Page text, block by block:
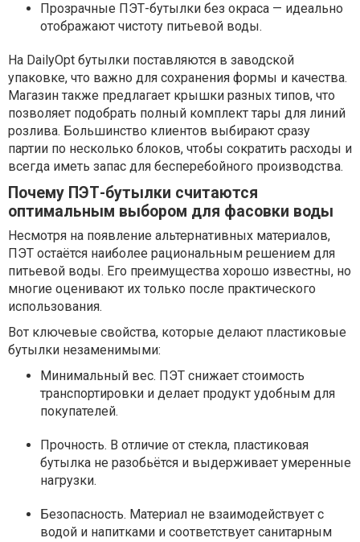
Прозрачные ПЭТ-бутылки без окраса — идеально
отображают чистоту питьевой воды.
На DailyOpt бутылки поставляются в заводской
упаковке, что важно для сохранения формы и качества.
Магазин также предлагает крышки разных типов, что
позволяет подобрать полный комплект тары для линий
розлива. Большинство клиентов выбирают сразу
партии по несколько блоков, чтобы сократить расходы и
всегда иметь запас для бесперебойного производства.
Почему ПЭТ-бутылки считаются
оптимальным выбором для фасовки воды
Несмотря на появление альтернативных материалов,
ПЭТ остаётся наиболее рациональным решением для
питьевой воды. Его преимущества хорошо известны, но
многие оценивают их только после практического
использования.
Вот ключевые свойства, которые делают пластиковые
бутылки незаменимыми:
Минимальный вес. ПЭТ снижает стоимость
транспортировки и делает продукт удобным для
покупателей.
Прочность. В отличие от стекла, пластиковая
бутылка не разобьётся и выдерживает умеренные
нагрузки.
Безопасность. Материал не взаимодействует с
водой и напитками и соответствует санитарным